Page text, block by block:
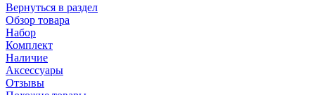
Вернуться в раздел
Обзор товара
Набор
Комплект
Наличие
Аксессуары
Отзывы